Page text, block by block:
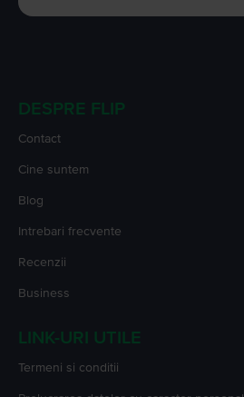
DESPRE FLIP
Contact
Cine suntem
Blog
Intrebari frecvente
Recenzii
Business
LINK-URI UTILE
Termeni si conditii